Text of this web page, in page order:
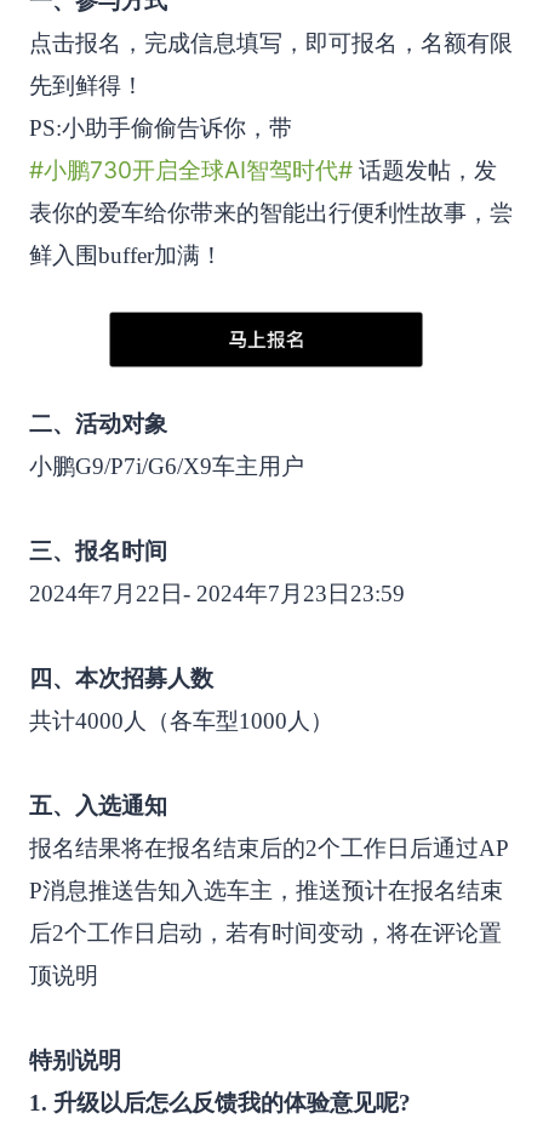
点击报名，完成信息填写，即可报名，名额有限
先到鲜得！
PS:小助手偷偷告诉你，带
#小鹏730开启全球AI智驾时代#话题发帖，发
表你的爱车给你带来的智能出行便利性故事，尝
鲜入围buffer加满！
二、活动对象
小鹏G9/P7i/G6/X9车主用户
三、报名时间
2024年7月22日- 2024年7月23日23:59
四、本次招募人数
共计4000人（各车型1000人）
五、入选通知
报名结果将在报名结束后的2个工作日后通过AP
P消息推送告知入选车主，推送预计在报名结束
后2个工作日启动，若有时间变动，将在评论置
顶说明
特别说明
1. 升级以后怎么反馈我的体验意见呢?